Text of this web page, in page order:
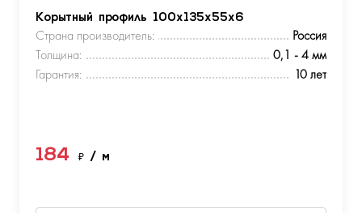
Корытный профиль 100х135х55х6
Страна производитель:
Россия
Толщина:
0,1 - 4 мм
Гарантия:
10 лет
184 ₽ / м